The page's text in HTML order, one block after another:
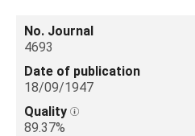
No. Journal
4693
Date of publication
18/09/1947
Quality
89.37%